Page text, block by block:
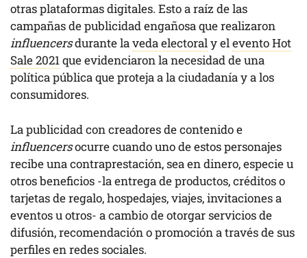
otras plataformas digitales. Esto a raíz de las
campañas de publicidad engañosa que realizaron
influencersdurante laveda electoraly elevento Hot
Sale 2021que evidenciaron la necesidad de una
política pública que proteja a la ciudadanía y a los
consumidores.
La publicidad con creadores de contenido e
influencersocurre cuando uno de estos personajes
recibe una contraprestación, sea en dinero, especie u
otros beneficios -la entrega de productos, créditos o
tarjetas de regalo, hospedajes, viajes, invitaciones a
eventos u otros- a cambio de otorgar servicios de
difusión, recomendación o promoción a través de sus
perfiles en redes sociales.